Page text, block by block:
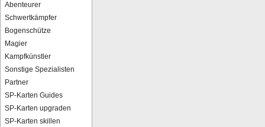
Abenteurer
Schwertkämpfer
Bogenschütze
Magier
Kampfkünstler
Sonstige Spezialisten
Partner
SP-Karten Guides
SP-Karten upgraden
SP-Karten skillen